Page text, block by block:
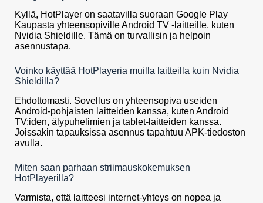
Kyllä, HotPlayer on saatavilla suoraan Google Play
Kaupasta yhteensopiville Android TV -laitteille, kuten
Nvidia Shieldille. Tämä on turvallisin ja helpoin
asennustapa.
Voinko käyttää HotPlayeria muilla laitteilla kuin Nvidia
Shieldilla?
Ehdottomasti. Sovellus on yhteensopiva useiden
Android-pohjaisten laitteiden kanssa, kuten Android
TV:iden, älypuhelimien ja tablet-laitteiden kanssa.
Joissakin tapauksissa asennus tapahtuu APK-tiedoston
avulla.
Miten saan parhaan striimauskokemuksen
HotPlayerilla?
Varmista, että laitteesi internet-yhteys on nopea ja